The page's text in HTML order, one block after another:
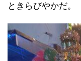
ときらびやかだ。